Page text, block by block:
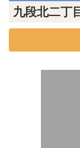
九段北二丁